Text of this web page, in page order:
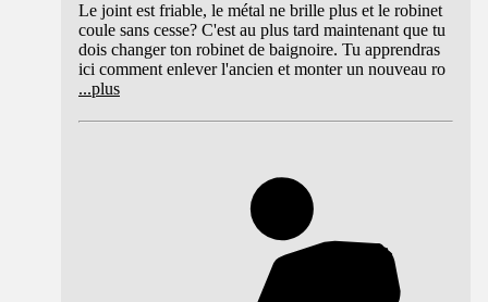
Le joint est friable, le métal ne brille plus et le robinet
coule sans cesse? C'est au plus tard maintenant que tu
dois changer ton robinet de baignoire. Tu apprendras
ici comment enlever l'ancien et monter un nouveau ro
...plus